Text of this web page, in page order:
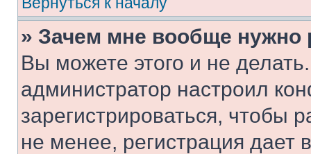
» Зачем мне вообще нужно
Вы можете этого и не
администратор настроил
зарегистрироваться, чтобы
не менее, регистрация